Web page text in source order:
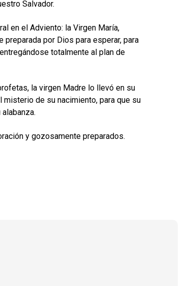
Salvador.
en el Adviento: la Virgen María,
por Dios para esperar, para
totalmente al plan de
la virgen Madre lo llevó en su
de su nacimiento, para que su
y gozosamente preparados.